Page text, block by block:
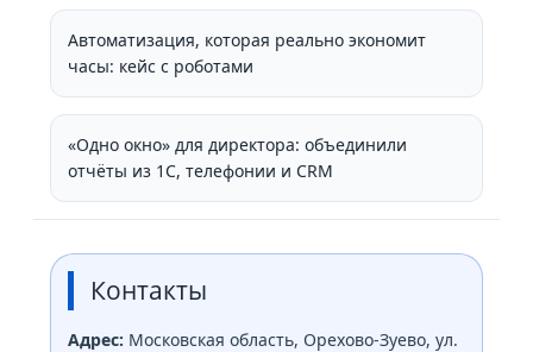
Автоматизация, которая реально экономит
часы: кейс с роботами
«Одно окно» для директора: объединили
отчёты из 1С, телефонии и CRM
Контакты
Адрес: Московская область, Орехово-Зуево, ул.